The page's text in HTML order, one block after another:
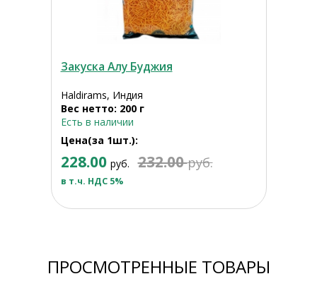
Закуска Алу Буджия
Haldirams, Индия
Вес нетто: 200 г
Есть в наличии
Цена(за 1шт.):
228.00 руб. 232.00руб.
в т.ч. НДС 5%
ПРОСМОТРЕННЫЕ ТОВАРЫ